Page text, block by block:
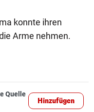
konnte ihren
Arme nehmen.
Quelle
Hinzufügen